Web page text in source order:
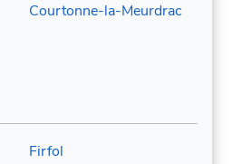
Courtonne-la-Meurdrac
Firfol